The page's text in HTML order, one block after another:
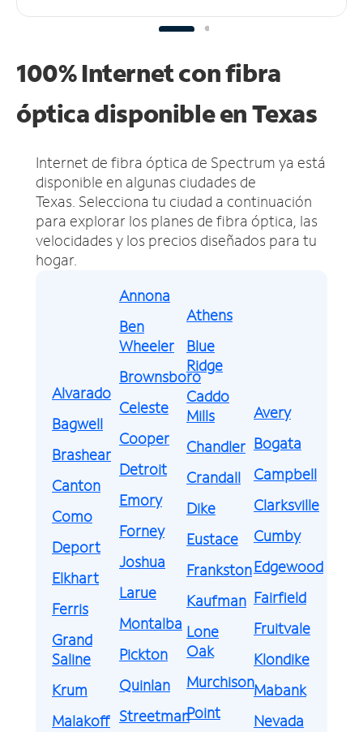
100% Internet con fibra
óptica disponible en Texas
Internet de fibra óptica de Spectrum ya está
disponible en algunas ciudades de
Texas. Selecciona tu ciudad a continuación
para explorar los planes de fibra óptica, las
velocidades y los precios diseñados para tu
hogar.
Alvarado
Bagwell
Brashear
Canton
Como
Deport
Elkhart
Ferris
Grand
Saline
Krum
Malakoff
Annona
Ben
Wheeler
Brownsboro
Celeste
Cooper
Detroit
Emory
Forney
Joshua
Larue
Montalba
Pickton
Quinlan
Streetman
Athens
Blue
Ridge
Caddo
Mills
Chandler
Crandall
Dike
Eustace
Frankston
Kaufman
Lone
Oak
Murchison
Point
Avery
Bogata
Campbell
Clarksville
Cumby
Edgewood
Fairfield
Fruitvale
Klondike
Mabank
Nevada